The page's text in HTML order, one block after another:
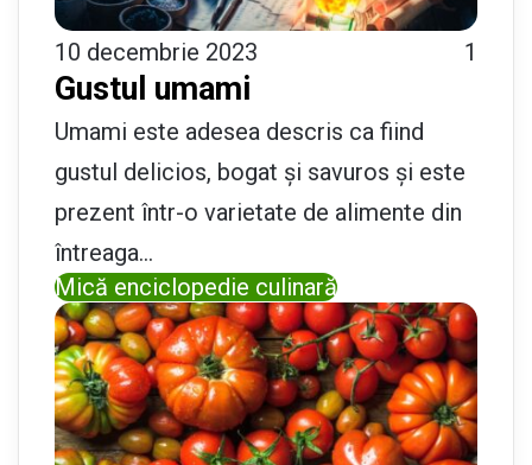
10 decembrie 2023 1
Gustul umami
Umami este adesea descris ca fiind
gustul delicios, bogat și savuros și este
prezent într-o varietate de alimente din
întreaga…
Mică enciclopedie culinară